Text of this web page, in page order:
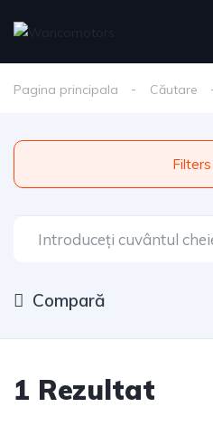
Pagina principala Căutare
Compară
1 Rezultat